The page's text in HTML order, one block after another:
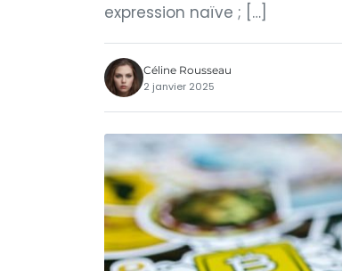
expression naïve ; […]
Céline Rousseau
2 janvier 2025